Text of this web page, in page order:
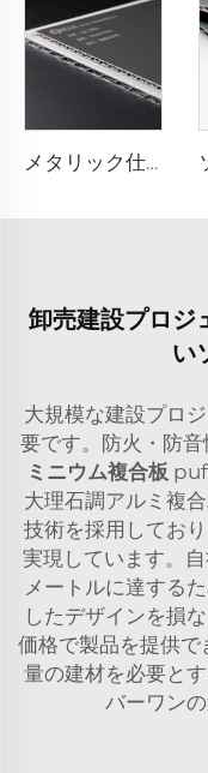
メタリック仕上げアルミニウム複合板 - 0.4cm x 122cm x 244cm
卸売建設プロジ
い
大規模な建設プロ
要です。防火・防
ミニウム複合板
大理石調アルミ複
技術を採用してお
実現しています。
メートルに達する
したデザインを損
価格で製品を提供
量の建材を必要と
バーワン